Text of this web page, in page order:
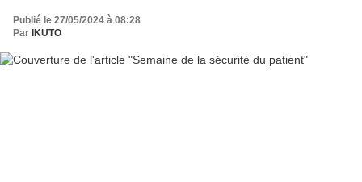
Publié le 27/05/2024 à 08:28
Par IKUTO